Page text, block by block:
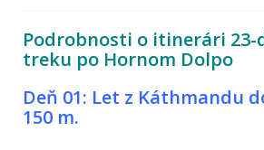
Podrobnosti o itinerári 23-
treku po Hornom Dolpo
Deň 01: Let z Káthmandu
150 m.